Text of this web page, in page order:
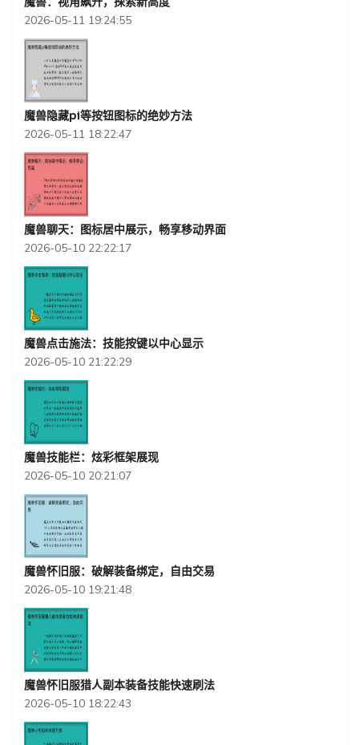
2026-05-11 19:24:55
魔兽隐藏pi等按钮图标的绝妙方法
2026-05-11 18:22:47
魔兽聊天：图标居中展示，畅享移动界面
2026-05-10 22:22:17
魔兽点击施法：技能按键以中心显示
2026-05-10 21:22:29
魔兽技能栏：炫彩框架展现
2026-05-10 20:21:07
魔兽怀旧服：破解装备绑定，自由交易
2026-05-10 19:21:48
魔兽怀旧服猎人副本装备技能快速刷法
2026-05-10 18:22:43